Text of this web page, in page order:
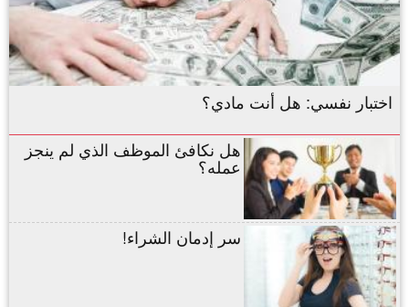
اختبار نفسي: هل أنت مادي؟
هل نكافئ الموظف الذي لم ينجز
عمله؟
سر إدمان الشراء!